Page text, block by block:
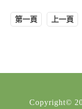
第一頁 上一頁
Copyright©